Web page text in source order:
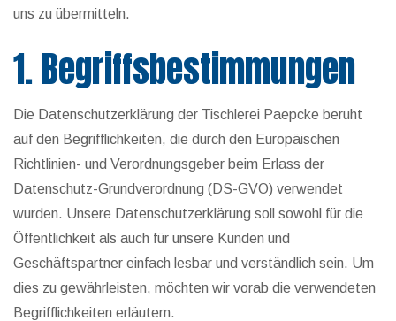
uns zu übermitteln.
1. Begriffsbestimmungen
Die Datenschutzerklärung der Tischlerei Paepcke beruht
auf den Begrifflichkeiten, die durch den Europäischen
Richtlinien- und Verordnungsgeber beim Erlass der
Datenschutz-Grundverordnung (DS-GVO) verwendet
wurden. Unsere Datenschutzerklärung soll sowohl für die
Öffentlichkeit als auch für unsere Kunden und
Geschäftspartner einfach lesbar und verständlich sein. Um
dies zu gewährleisten, möchten wir vorab die verwendeten
Begrifflichkeiten erläutern.